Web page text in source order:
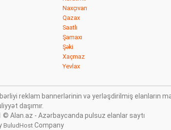
Naxçıvan
Qazax
Saatlı
Şamaxı
Şəki
Xaçmaz
Yevlax
reklam bannerlərinin və yerləşdirilmiş elanların
daşımır.
© Alan.az - Azərbaycanda pulsuz elanlar saytı
BuludHost Company